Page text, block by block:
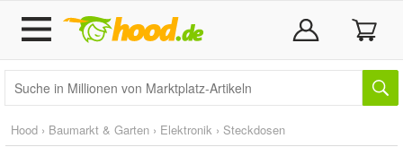
Hood › Baumarkt & Garten › Elektronik › Steckdosen